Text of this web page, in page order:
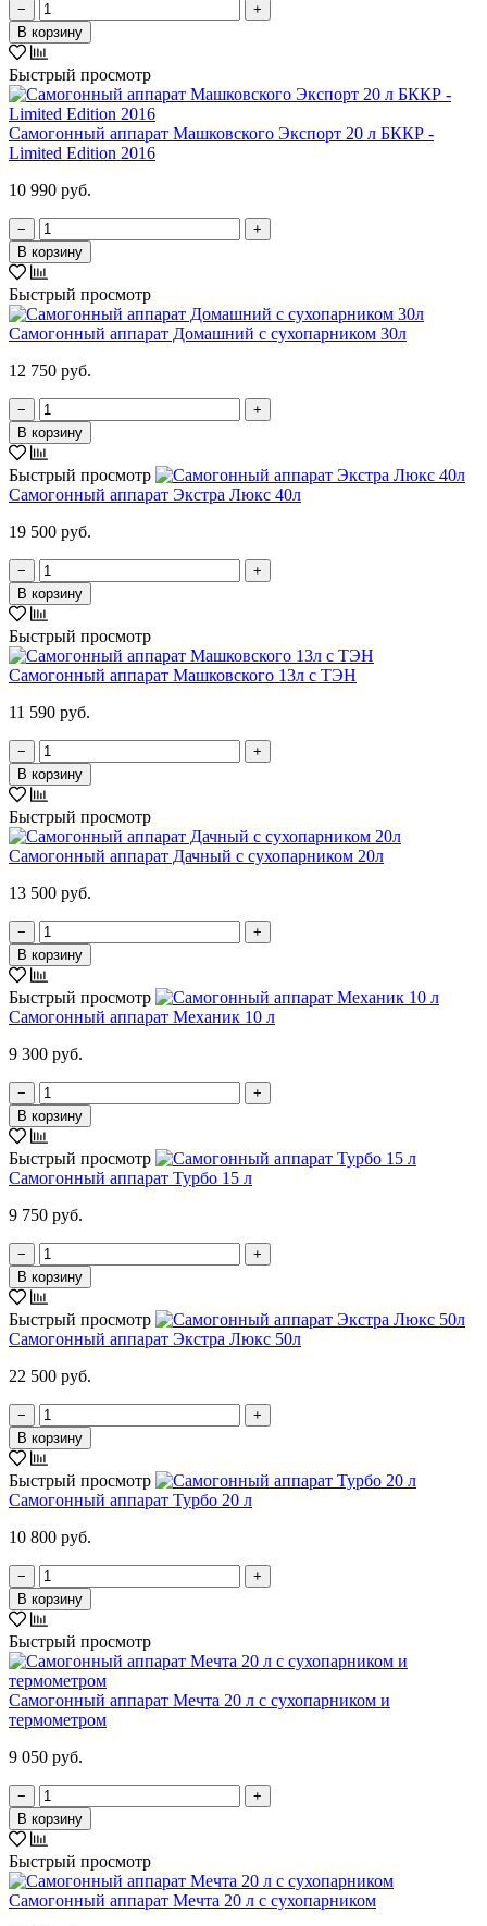
−
+
В корзину
Быстрый просмотр
Самогонный аппарат Машковского Экспорт 20 л БККР -
Limited Edition 2016
10 990 руб.
−
+
В корзину
Быстрый просмотр
Самогонный аппарат Домашний с сухопарником 30л
12 750 руб.
−
+
В корзину
Быстрый просмотр
Самогонный аппарат Экстра Люкс 40л
19 500 руб.
−
+
В корзину
Быстрый просмотр
Самогонный аппарат Машковского 13л с ТЭН
11 590 руб.
−
+
В корзину
Быстрый просмотр
Самогонный аппарат Дачный с сухопарником 20л
13 500 руб.
−
+
В корзину
Быстрый просмотр
Самогонный аппарат Механик 10 л
9 300 руб.
−
+
В корзину
Быстрый просмотр
Самогонный аппарат Турбо 15 л
9 750 руб.
−
+
В корзину
Быстрый просмотр
Самогонный аппарат Экстра Люкс 50л
22 500 руб.
−
+
В корзину
Быстрый просмотр
Самогонный аппарат Турбо 20 л
10 800 руб.
−
+
В корзину
Быстрый просмотр
Самогонный аппарат Мечта 20 л с сухопарником и
термометром
9 050 руб.
−
+
В корзину
Быстрый просмотр
Самогонный аппарат Мечта 20 л с сухопарником